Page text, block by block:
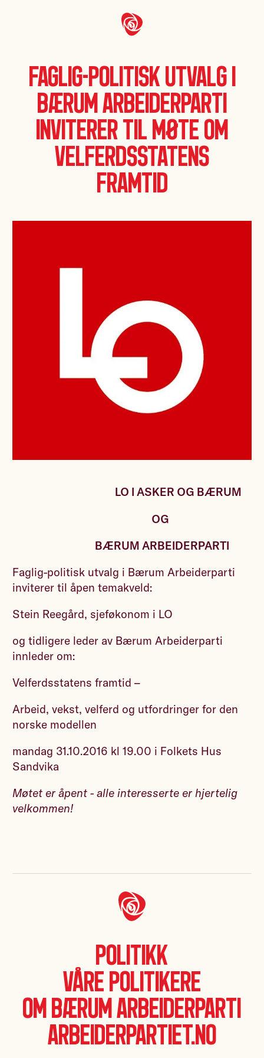
Faglig-politisk utvalg i
Bærum Arbeiderparti
inviterer til møte om
velferdsstatens
framtid
LO I ASKER OG BÆRUM
OG
BÆRUM ARBEIDERPARTI
Faglig-politisk utvalg i Bærum Arbeiderparti
inviterer til åpen temakveld:
Stein Reegård, sjeføkonom i LO
og tidligere leder av Bærum Arbeiderparti
innleder om:
Velferdsstatens framtid –
Arbeid, vekst, velferd og utfordringer for den
norske modellen
mandag 31.10.2016 kl 19.00 i Folkets Hus
Sandvika
Møtet er åpent - alle interesserte er hjertelig
velkommen!
Politikk
Våre politikere
Om Bærum Arbeiderparti
Arbeiderpartiet.no